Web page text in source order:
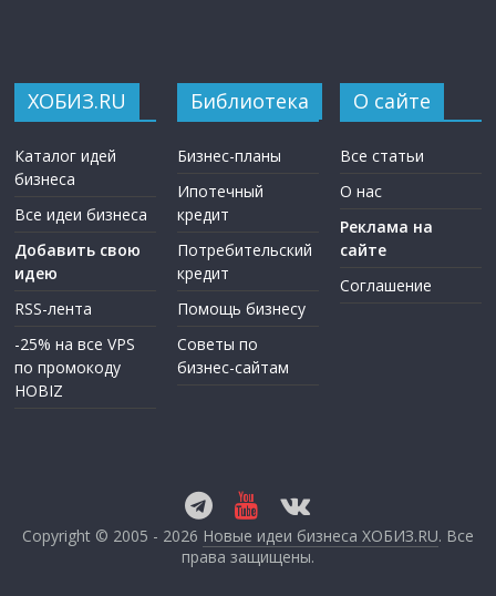
ХОБИЗ.RU
Каталог идей
бизнеса
Все идеи бизнеса
Добавить свою
идею
RSS-лента
-25% на все VPS
по промокоду
HOBIZ
Библиотека
Бизнес-планы
Ипотечный
кредит
Потребительский
кредит
Помощь бизнесу
Советы по
бизнес-сайтам
О сайте
Все статьи
О нас
Реклама на
сайте
Соглашение
Copyright © 2005 - 2026 Новые идеи бизнеса ХОБИЗ.RU. Все
права защищены.